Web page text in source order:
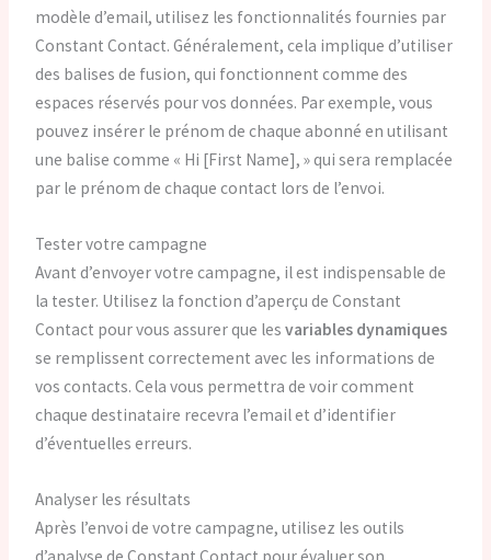
modèle d’email, utilisez les fonctionnalités fournies par
Constant Contact. Généralement, cela implique d’utiliser
des balises de fusion, qui fonctionnent comme des
espaces réservés pour vos données. Par exemple, vous
pouvez insérer le prénom de chaque abonné en utilisant
une balise comme « Hi [First Name], » qui sera remplacée
par le prénom de chaque contact lors de l’envoi.
Tester votre campagne
Avant d’envoyer votre campagne, il est indispensable de
la tester. Utilisez la fonction d’aperçu de Constant
Contact pour vous assurer que lesvariables dynamiques
se remplissent correctement avec les informations de
vos contacts. Cela vous permettra de voir comment
chaque destinataire recevra l’email et d’identifier
d’éventuelles erreurs.
Analyser les résultats
Après l’envoi de votre campagne, utilisez les outils
d’analyse de Constant Contact pour évaluer son